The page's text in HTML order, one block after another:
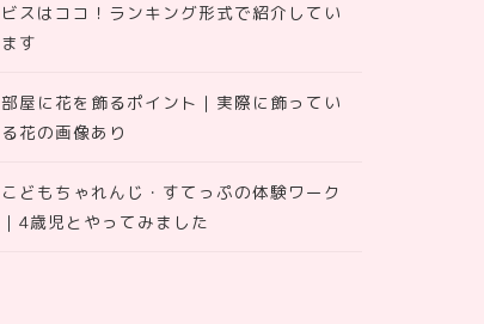
ビスはココ！ランキング形式で紹介してい
ます
部屋に花を飾るポイント｜実際に飾ってい
る花の画像あり
こどもちゃれんじ・すてっぷの体験ワーク
｜4歳児とやってみました